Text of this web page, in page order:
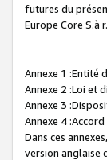
futures du
Europe Core S.à
Annexe 1 :Entité
Annexe 2 :Loi et
Annexe 3
Annexe 4
Dans ces
version anglaise